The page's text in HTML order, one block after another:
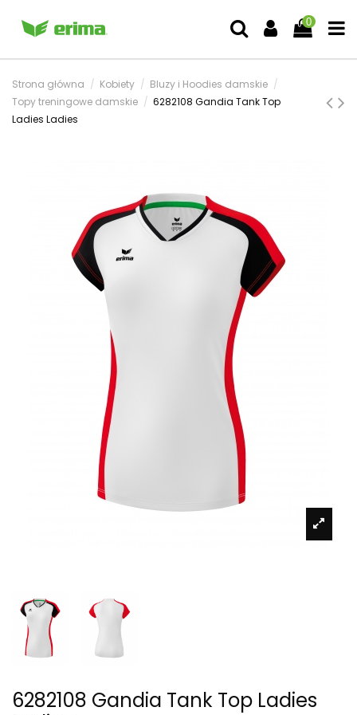
0
Strona główna Kobiety
Bluzy i Hoodies damskie
Topy treningowe damskie
6282108 Gandia Tank Top
Ladies Ladies
6282108 Gandia Tank Top Ladies